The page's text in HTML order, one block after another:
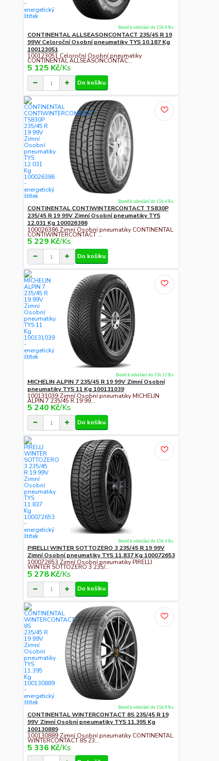
CONTINENTAL ALLSEASONCONTACT 235/45 R 19
99W Celoroční Osobní pneumatiky TYS 10.187 Kg
100123051
100123051 Celoroční Osobní pneumatiky
CONTINENTAL ALLSEASONCONTAC...
5 125 Kč/Ks
Ihned k odeslání do 15h 6 Ks
Do košíku
CONTINENTAL CONTIWINTERCONTACT TS830P
235/45 R 19 99V Zimní Osobní pneumatiky TYS
12.031 Kg 100026386
100026386 Zimní Osobní pneumatiky CONTINENTAL
CONTIWINTERCONTACT ...
5 229 Kč/Ks
Ihned k odeslání do 15h 4 Ks
Do košíku
MICHELIN ALPIN 7 235/45 R 19 99V Zimní Osobní
pneumatiky TYS 11 Kg 100131039
100131039 Zimní Osobní pneumatiky MICHELIN
ALPIN 7 235/45 R 19 99...
5 240 Kč/Ks
Ihned k odeslání do 15h 12 Ks
Do košíku
PIRELLI WINTER SOTTOZERO 3 235/45 R 19 99V
Zimní Osobní pneumatiky TYS 11.837 Kg 100072653
100072653 Zimní Osobní pneumatiky PIRELLI
WINTER SOTTOZERO 3 235/...
5 278 Kč/Ks
Ihned k odeslání do 15h 4 Ks
Do košíku
CONTINENTAL WINTERCONTACT 8S 235/45 R 19
99V Zimní Osobní pneumatiky TYS 11.395 Kg
100130889
100130889 Zimní Osobní pneumatiky CONTINENTAL
WINTERCONTACT 8S 23...
5 336 Kč/Ks
Ihned k odeslání do 15h 8 Ks